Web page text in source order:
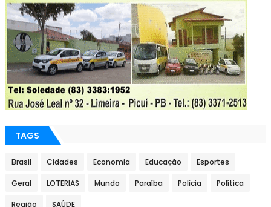
TAGS
Brasil Cidades Economia Educação Esportes
Geral LOTERIAS Mundo Paraíba Polícia Política
Região SAÚDE